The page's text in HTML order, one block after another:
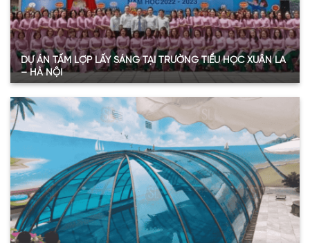
DỰ ÁN TẤM LỢP LẤY SÁNG TẠI TRƯỜNG TIỂU HỌC XUÂN LA
– HÀ NỘI
Hạng mục:Tấm Poly đặc ruột
Sản phẩm:Tấm polycarbonate đặc ruột 10mm
Dày 10mm – màu trắng trong
Năm:2023
Xem thêm